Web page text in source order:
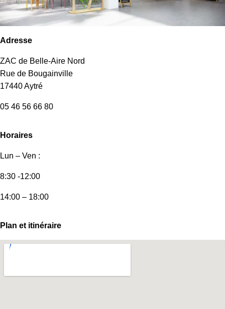
Adresse
ZAC de Belle-Aire Nord
Rue de Bougainville
17440 Aytré
05 46 56 66 80
Horaires
Lun – Ven :
8:30 -12:00
14:00 – 18:00
Plan et itinéraire